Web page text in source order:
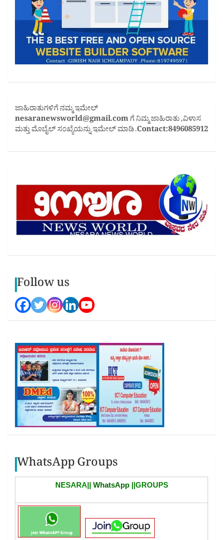
ಜಾಹಿರಾತುಗಳಿಗೆ ನಮ್ಮ ಇಮೇಲ್
nesaranewsworld@gmail.comಗೆ ನಿಮ್ಮ ಜಾಹಿರಾತು ,ವಿಳಾಸ
ಮತ್ತು ಮೊಬೈಲ್ ಸಂಖ್ಯೆಯನ್ನು ಇಮೇಲ್ ಮಾಡಿ .Contact:8496085912
Follow us
WhatsApp Groups
NESARA|| WhatsApp||GROUPS